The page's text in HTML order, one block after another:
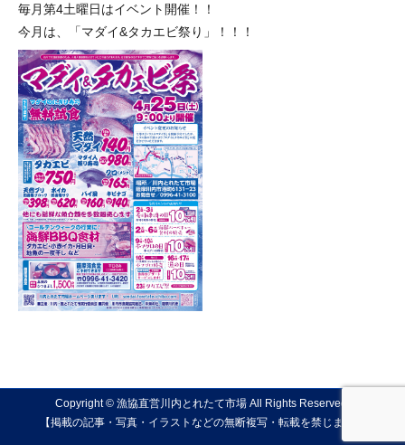
毎月第4土曜日はイベント開催！！
今月は、「マダイ&タカエビ祭り」！！！
Copyright © 漁協直営川内とれたて市場 All Rights Reserved.
【掲載の記事・写真・イラストなどの無断複写・転載を禁じます】